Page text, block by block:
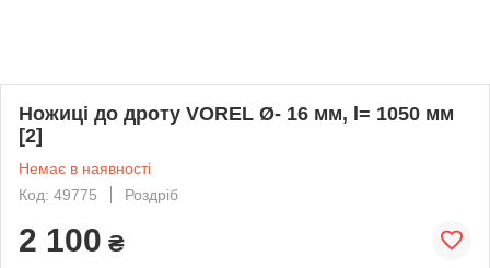
Ножиці до дроту VOREL Ø- 16 мм, l= 1050 мм
[2]
Немає в наявності
Код: 49775
Роздріб
2 100 ₴